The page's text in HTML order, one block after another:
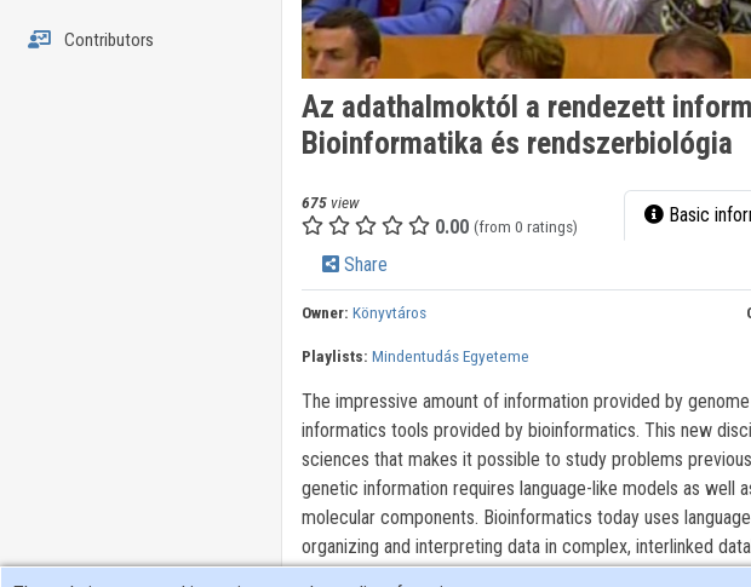
Contributors
Az adathalmoktól a rendezett
Bioinformatika és rendszerbiológia
675view
0.00 (from 0 ratings) Basic
Share
Owner: Könyvtáros
Playlists: Mindentudás Egyeteme
The impressive amount of information provided by
informatics tools provided by bioinformatics. This new
sciences that makes it possible to study problems
genetic information requires language-like models as well
molecular components. Bioinformatics today uses
organizing and interpreting data in complex, interlinked